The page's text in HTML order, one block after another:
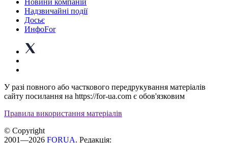
Новини компаній
Надзвичайні події
Досьє
ИнфоFor
У разі повного або часткового передрукування матеріалів
сайту посилання на https://for-ua.com є обов'язковим
Правила використання матеріалів
© Copyright
2001—2026 FORUA. Редакція: